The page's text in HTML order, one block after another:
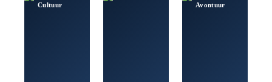
Cultuur Avontuur